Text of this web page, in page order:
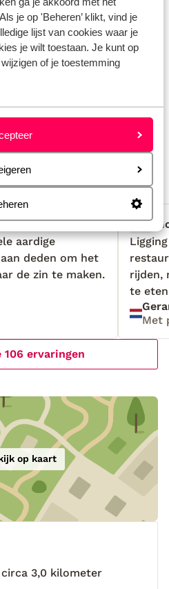
je op 'Beheren’ klikt, vind je
lijst van cookies waar je
je wilt toestaan. Je kunt op
of je toestemming
van reizigers die
beoordelingen
2 weken geleden
aardige
deden om het
de zin te maken.
aardige
deden om het
de zin te maken.
7.6
rijden,
te
rijden,
te
Met
ervaringen
op kaart
3,0 kilometer